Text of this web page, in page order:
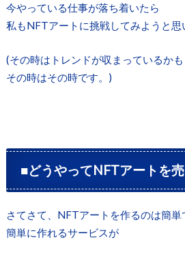
今やっている仕事が落ち着いたら
私もNFTアートに挑戦してみようと思
(その時はトレンドが収まっているか
その時はその時です。)
■どうやってNFTアートを
さてさて、NFTアートを作るのは簡単
簡単に作れるサービスが